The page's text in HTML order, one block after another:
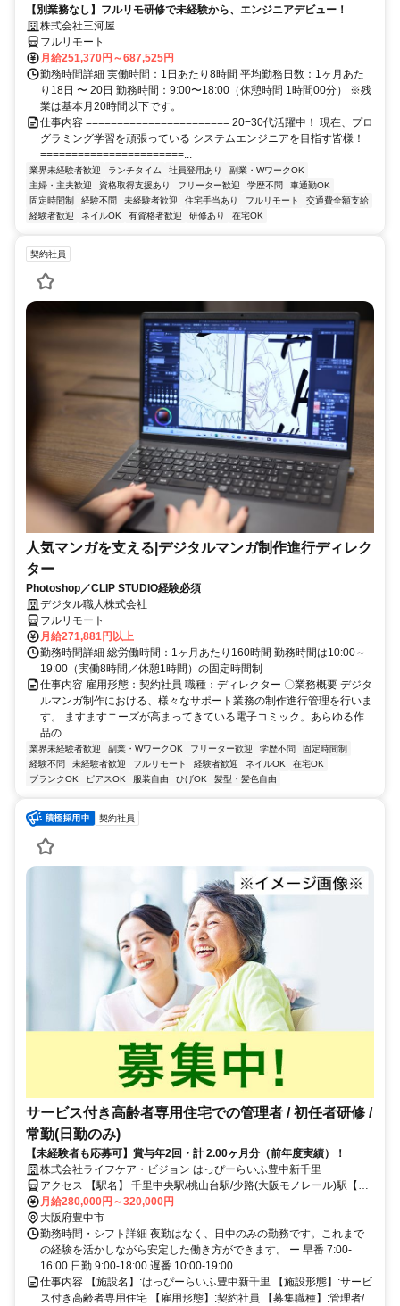
【別業務なし】フルリモ研修で未経験から、エンジニアデビュー！
株式会社三河屋
フルリモート
月給251,370円～687,525円
勤務時間詳細 実働時間：1日あたり8時間 平均勤務日数：1ヶ月あた
り18日 〜 20日 勤務時間：9:00〜18:00（休憩時間 1時間00分） ※残
業は基本月20時間以下です。
仕事内容 ======================= 20−30代活躍中！ 現在、プロ
グラミング学習を頑張っている システムエンジニアを目指す皆様！
=======================...
業界未経験者歓迎 ランチタイム 社員登用あり
副業・WワークOK
主婦・主夫歓迎
資格取得支援あり フリーター歓迎 学歴不問
車通勤OK
固定時間制
経験不問 未経験者歓迎 住宅手当あり フルリモート
交通費全額支給
経験者歓迎
ネイルOK 有資格者歓迎 研修あり 在宅OK
契約社員
人気マンガを支える|デジタルマンガ制作進行ディレク
ター
Photoshop／CLIP STUDIO経験必須
デジタル職人株式会社
フルリモート
月給271,881円以上
勤務時間詳細 総労働時間：1ヶ月あたり160時間 勤務時間は10:00～
19:00（実働8時間／休憩1時間）の固定時間制
仕事内容 雇用形態：契約社員 職種：ディレクター 〇業務概要 デジタ
ルマンガ制作における、様々なサポート業務の制作進行管理を行いま
す。 ますますニーズが高まってきている電子コミック。あらゆる作
品の...
業界未経験者歓迎 副業・WワークOK フリーター歓迎 学歴不問
固定時間制
経験不問
未経験者歓迎 フルリモート 経験者歓迎 ネイルOK
在宅OK
ブランクOK
ピアスOK 服装自由 ひげOK 髪型・髪色自由
契約社員
サービス付き高齢者専用住宅での管理者 / 初任者研修 /
常勤(日勤のみ)
【未経験者も応募可】賞与年2回・計 2.00ヶ月分（前年度実績）！
株式会社ライフケア・ビジョン はっぴーらいふ豊中新千里
アクセス 【駅名】 千里中央駅/桃山台駅/少路(大阪モノレール)駅【ア
クセス】 千里中央駅から徒歩12分
月給280,000円～320,000円
大阪府豊中市
勤務時間・シフト詳細 夜勤はなく、日中のみの勤務です。これまで
の経験を活かしながら安定した働き方ができます。 ー 早番 7:00‐
16:00 日勤 9:00‐18:00 遅番 10:00‐19:00 ...
仕事内容 【施設名】:はっぴーらいふ豊中新千里 【施設形態】:サービ
ス付き高齢者専用住宅 【雇用形態】:契約社員 【募集職種】:管理者/